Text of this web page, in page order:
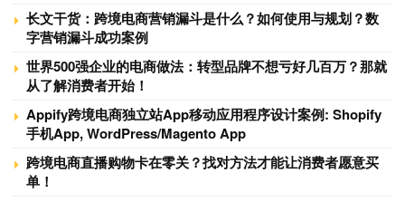
长文干货：跨境电商营销漏斗是什么？如何使用与规划？数
字营销漏斗成功案例
世界500强企业的电商做法：转型品牌不想亏好几百万？那就
从了解消费者开始！
Appify跨境电商独立站App移动应用程序设计案例: Shopify
手机App, WordPress/Magento App
跨境电商直播购物卡在零关？找对方法才能让消费者愿意买
单！